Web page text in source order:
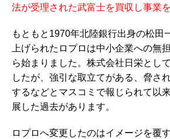
法が受理された武富士を買収し事業
もともと1970年北陸銀行出身の松田
上げられたロプロは中小企業への無
ら始まりました。株式会社日栄とし
したが、強引な取立てがある、脅さ
するなどとマスコミで報じられて以
展した過去があります。
ロプロへ変更したのはイメージを覆